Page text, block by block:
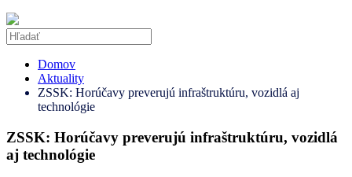
Domov
Aktuality
ZSSK: Horúčavy preverujú infraštruktúru, vozidlá aj
technológie
ZSSK: Horúčavy preverujú infraštruktúru, vozidlá
aj technológie